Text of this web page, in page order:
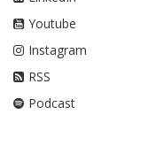
Youtube
Instagram
RSS
Podcast